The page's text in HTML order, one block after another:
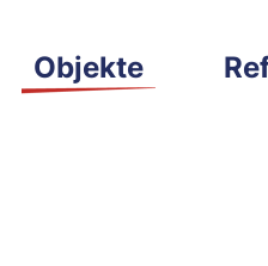
Objekte